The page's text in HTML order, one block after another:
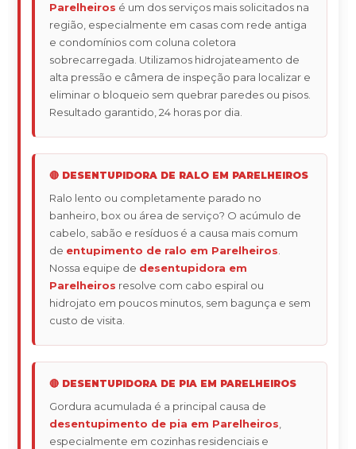
Parelheiros é um dos serviços mais solicitados na
região, especialmente em casas com rede antiga
e condomínios com coluna coletora
sobrecarregada. Utilizamos hidrojateamento de
alta pressão e câmera de inspeção para localizar e
eliminar o bloqueio sem quebrar paredes ou pisos.
Resultado garantido, 24 horas por dia.
🔴 DESENTUPIDORA DE RALO EM PARELHEIROS
Ralo lento ou completamente parado no
banheiro, box ou área de serviço? O acúmulo de
cabelo, sabão e resíduos é a causa mais comum
de entupimento de ralo em Parelheiros.
Nossa equipe de desentupidora em
Parelheiros resolve com cabo espiral ou
hidrojato em poucos minutos, sem bagunça e sem
custo de visita.
🔴 DESENTUPIDORA DE PIA EM PARELHEIROS
Gordura acumulada é a principal causa de
desentupimento de pia em Parelheiros,
especialmente em cozinhas residenciais e